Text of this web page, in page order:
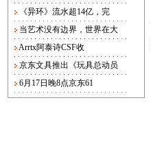
《异环》流水超14亿，完
当艺术没有边界，世界在大
Arrtx阿泰诗CSF收
京东文具推出《玩具总动员
6月17日晚8点京东61